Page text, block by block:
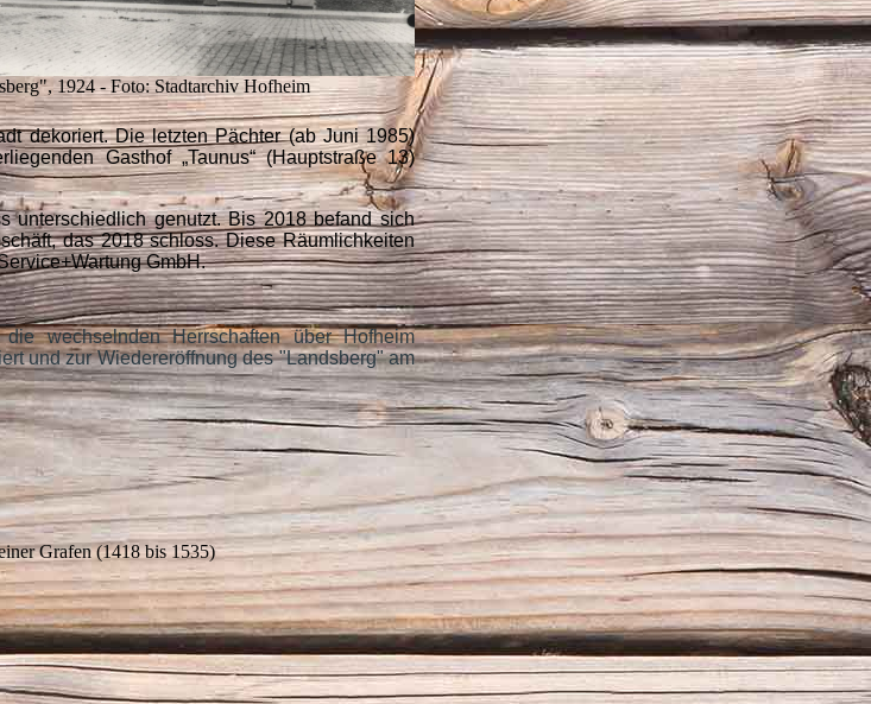
1924 - Foto: Stadtarchiv Hofheim
dekoriert. Die letzten Pächter (ab Juni 1985)
Gasthof „Taunus“ (Hauptstraße 13)
unterschiedlich genutzt. Bis 2018 befand sich
das 2018 schloss. Diese Räumlichkeiten
GmbH.
wechselnden Herrschaften über Hofheim
und zur Wiedereröffnung des "Landsberg" am
Grafen (1418 bis 1535)